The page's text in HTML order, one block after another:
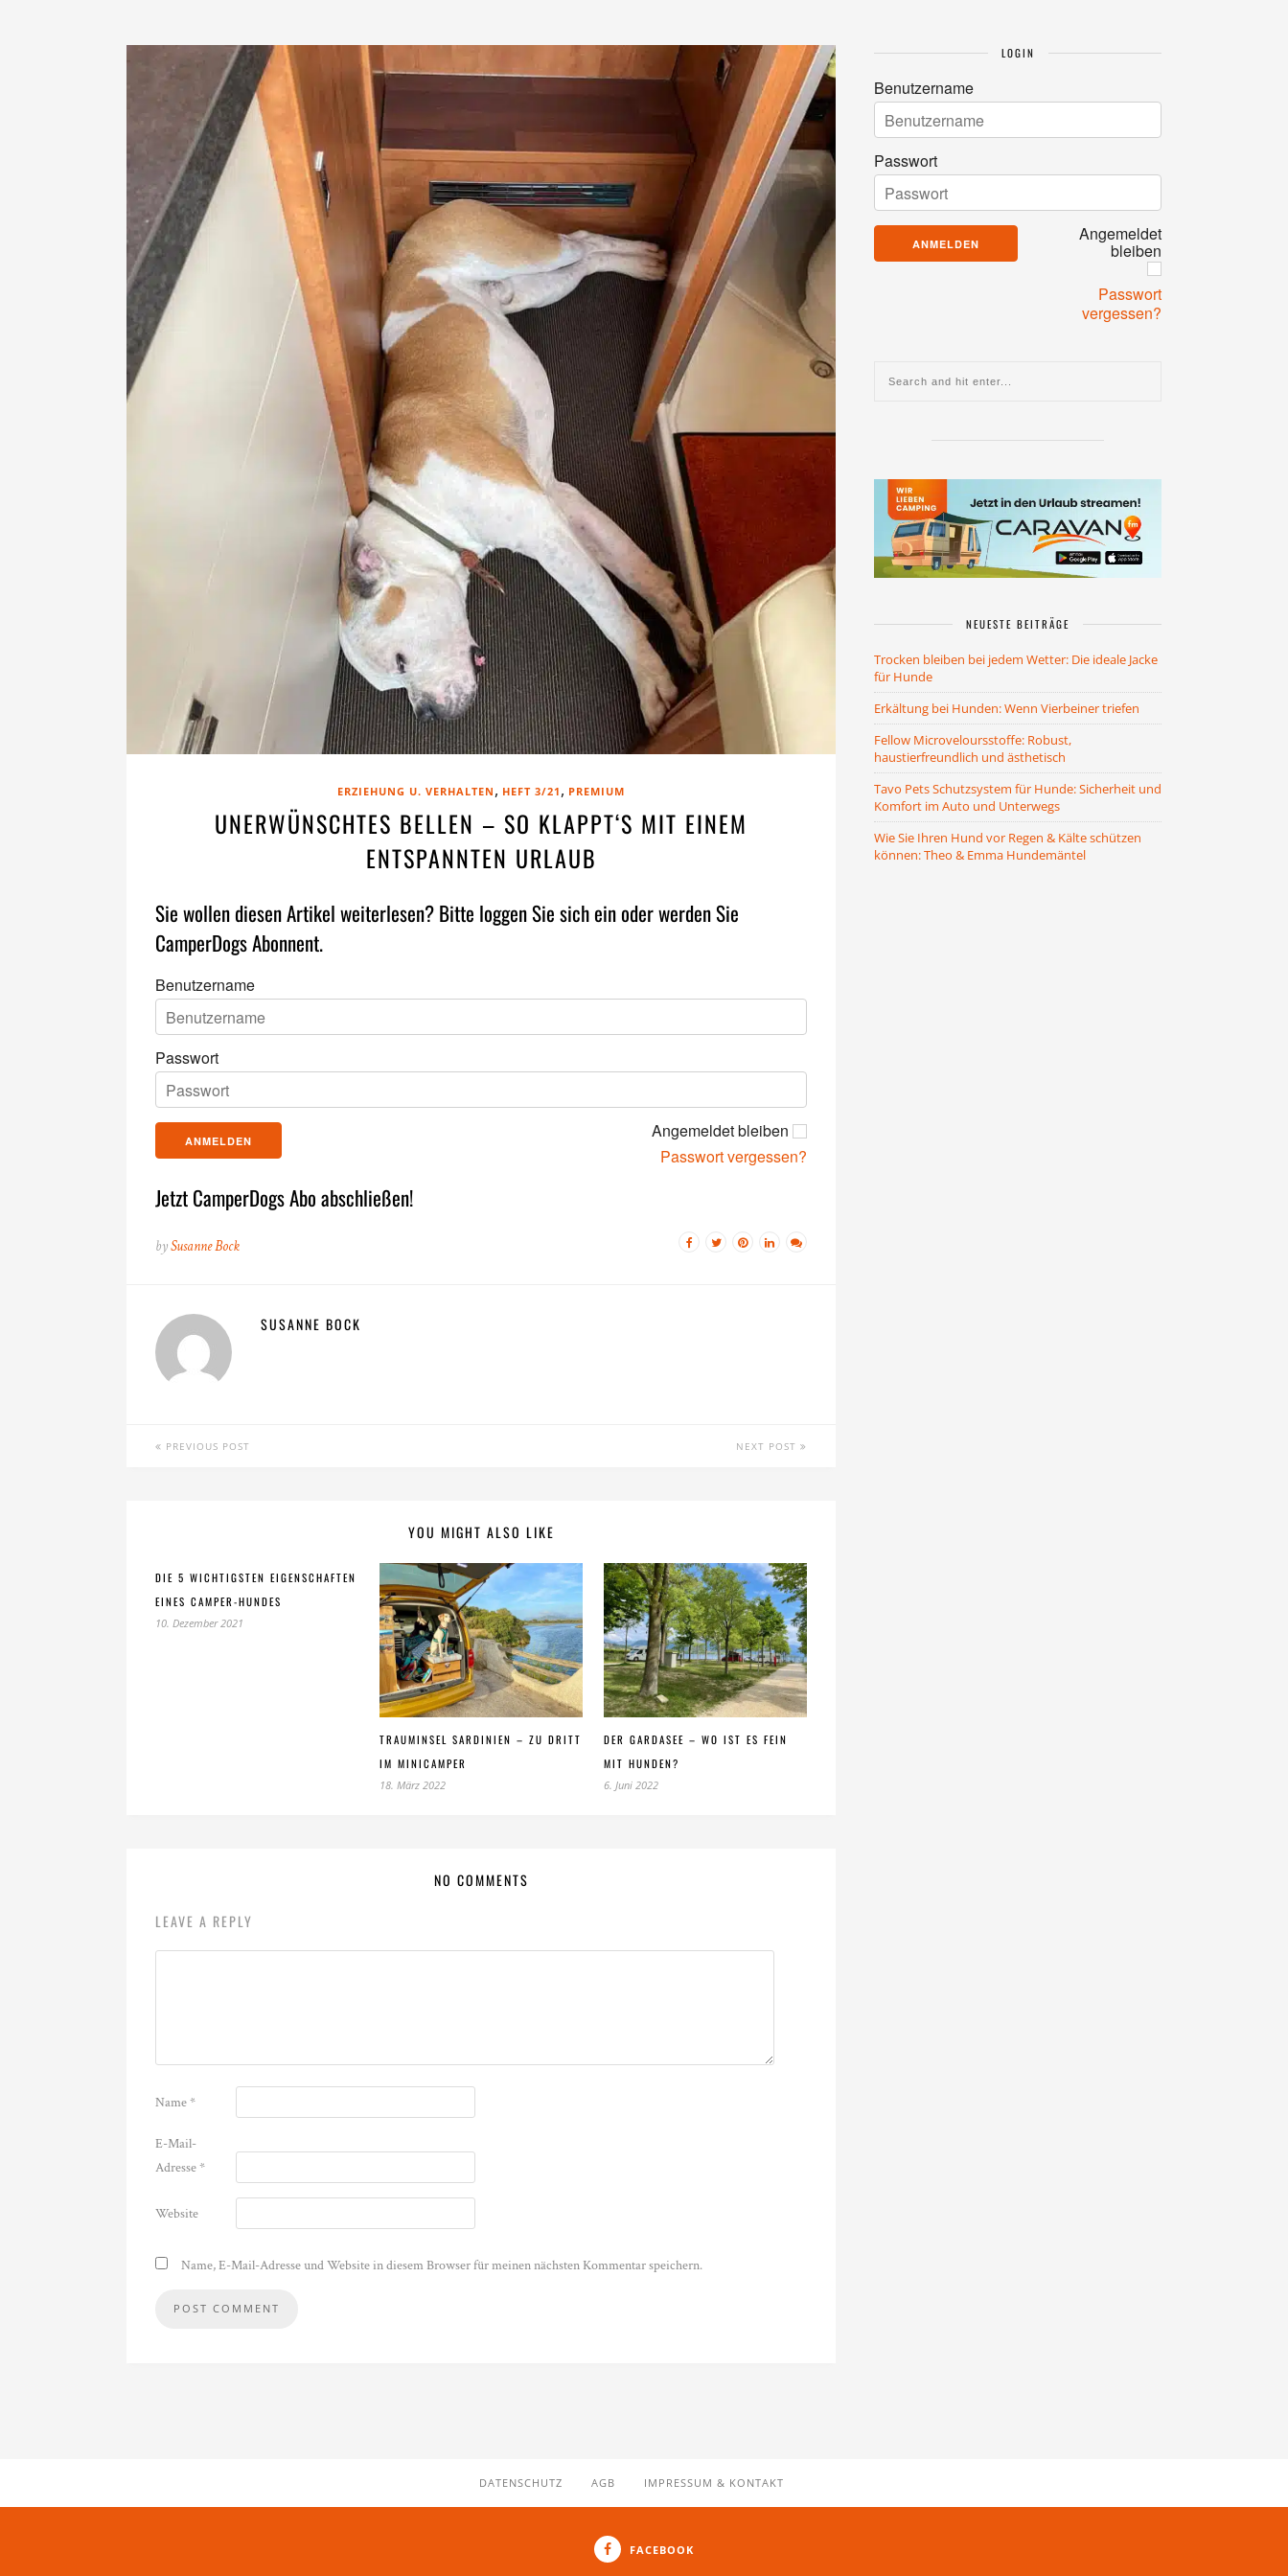
ERZIEHUNG U. VERHALTEN , HEFT 3/21 , PREMIUM
UNERWÜNSCHTES BELLEN – SO KLAPPT‘S MIT EINEM
ENTSPANNTEN URLAUB
Sie wollen diesen Artikel weiterlesen? Bitte loggen Sie sich ein oder werden Sie
CamperDogs Abonnent.
Benutzername
Passwort
Angemeldet bleiben
Passwort vergessen?
Jetzt CamperDogs Abo abschließen!
bySusanne Bock
SUSANNE BOCK
PREVIOUS POST NEXT POST
YOU MIGHT ALSO LIKE
DIE 5 WICHTIGSTEN EIGENSCHAFTEN
EINES CAMPER-HUNDES
10. Dezember 2021
TRAUMINSEL SARDINIEN – ZU DRITT
IM MINICAMPER
18. März 2022
DER GARDASEE – WO IST ES FEIN
MIT HUNDEN?
6. Juni 2022
NO COMMENTS
LEAVE A REPLY
Name*
E-Mail-
Adresse*
Website
Name, E-Mail-Adresse und Website in diesem Browser für meinen nächsten Kommentar speichern.
LOGIN
Benutzername
Passwort
Angemeldet
bleiben
Passwort
vergessen?
NEUESTE BEITRÄGE
Trocken bleiben bei jedem Wetter: Die ideale Jacke
für Hunde
Erkältung bei Hunden: Wenn Vierbeiner triefen
Fellow Microveloursstoffe: Robust,
haustierfreundlich und ästhetisch
Tavo Pets Schutzsystem für Hunde: Sicherheit und
Komfort im Auto und Unterwegs
Wie Sie Ihren Hund vor Regen & Kälte schützen
können: Theo & Emma Hundemäntel
DATENSCHUTZ AGB IMPRESSUM & KONTAKT
FACEBOOK